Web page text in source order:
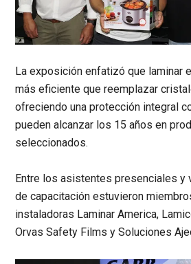
La exposición enfatizó que laminar
más eficiente que reemplazar
ofreciendo una protección integral
pueden alcanzar los 15 años en
seleccionados.
Entre los asistentes presenciales y
de capacitación estuvieron
instaladoras Laminar America,
Orvas Safety Films y Soluciones